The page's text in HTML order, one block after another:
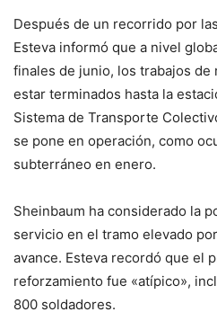
Después de un recorrido por
Esteva informó que a nivel
finales de junio, los trabajos
estar terminados hasta la
Sistema de Transporte
se pone en operación, como
subterráneo en enero.
Sheinbaum ha considerado la
servicio en el tramo elevado
avance. Esteva recordó que el
reforzamiento fue «atípico»,
800 soldadores.